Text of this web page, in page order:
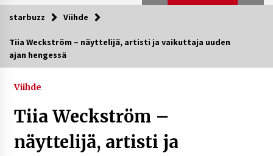
Trendit nyt
Matti Koivisto toimittaja ikä – mitä Ylen
3 päivää sitten
starbuzz Viihde
Tiia Weckström – näyttelijä, artisti ja vaikuttaja uuden
ajan hengessä
Viihde
Tiia Weckström –
näyttelijä, artisti ja